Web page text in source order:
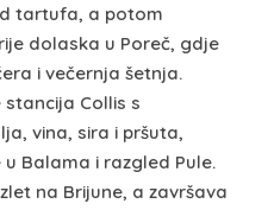
tartufa, a potom
dolaska u Poreč, gdje
i večernja šetnja.
Collis s
vina, sira i pršuta,
Balama i razgled Pule.
na Brijune, a završava